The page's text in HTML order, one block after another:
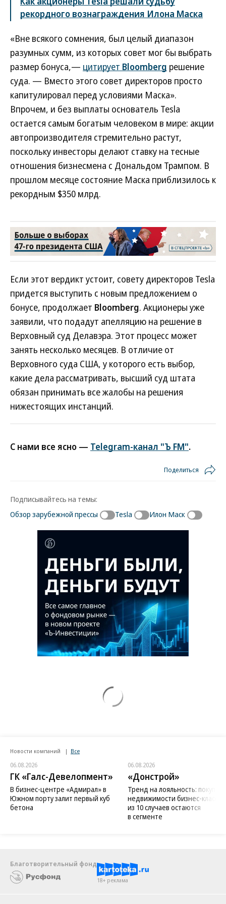
рекордного вознаграждения Илона Маска
«Вне всякого сомнения, был целый диапазон
разумных сумм, из которых совет мог бы выбрать
размер бонуса,— цитирует Bloomberg решение
суда. — Вместо этого совет директоров просто
капитулировал перед условиями Маска».
Впрочем, и без выплаты основатель Tesla
остается самым богатым человеком в мире: акции
автопроизводителя стремительно растут,
поскольку инвесторы делают ставку на тесные
отношения бизнесмена с Дональдом Трампом. В
прошлом месяце состояние Маска приблизилось к
рекордным $350 млрд.
Если этот вердикт устоит, совету директоров Tesla
придется выступить с новым предложением о
бонусе, продолжает Bloomberg. Акционеры уже
заявили, что подадут апелляцию на решение в
Верховный суд Делавэра. Этот процесс может
занять несколько месяцев. В отличие от
Верховного суда США, у которого есть выбор,
какие дела рассматривать, высший суд штата
обязан принимать все жалобы на решения
нижестоящих инстанций.
С нами все ясно — Telegram-канал "Ъ FM".
Поделиться
Подписывайтесь на темы:
Обзор зарубежной прессы
Tesla Илон Маск
Новости компаний Все
06.08.2026
ГК «Галс-Девелопмент»
В бизнес-центре «Адмирал» в
Южном порту залит первый куб
бетона
06.08.2026
«Донстрой»
Тренд на лояльность:
недвижимости бизнес-класса
из 10 случаев остаются
в сегменте
Благотворительный фонд
18+ реклама